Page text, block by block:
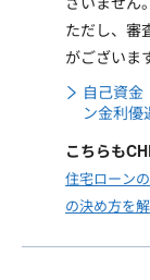
ただし、審
がございま
自己資金
ン金利優
こちらも
住宅ローン
の決め方を